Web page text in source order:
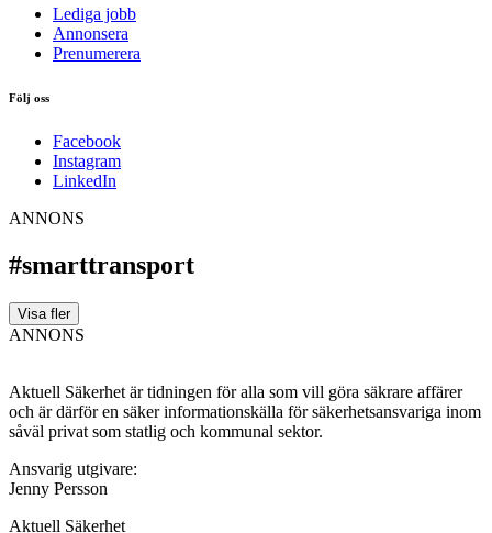
Lediga jobb
Annonsera
Prenumerera
Följ oss
Facebook
Instagram
LinkedIn
ANNONS
#smarttransport
Visa fler
ANNONS
Aktuell Säkerhet är tidningen för alla som vill göra säkrare affärer
och är därför en säker informationskälla för säkerhets­ansvariga inom
såväl privat som statlig och kommunal sektor.
Ansvarig utgivare:
Jenny Persson
Aktuell Säkerhet